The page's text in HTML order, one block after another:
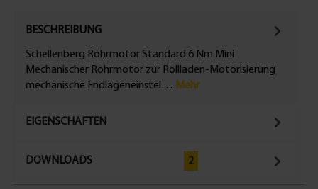
BESCHREIBUNG
Schellenberg Rohrmotor Standard 6 Nm Mini
Mechanischer Rohrmotor zur Rollladen-Motorisierung
mechanische Endlageneinstel… Mehr
EIGENSCHAFTEN
DOWNLOADS 2